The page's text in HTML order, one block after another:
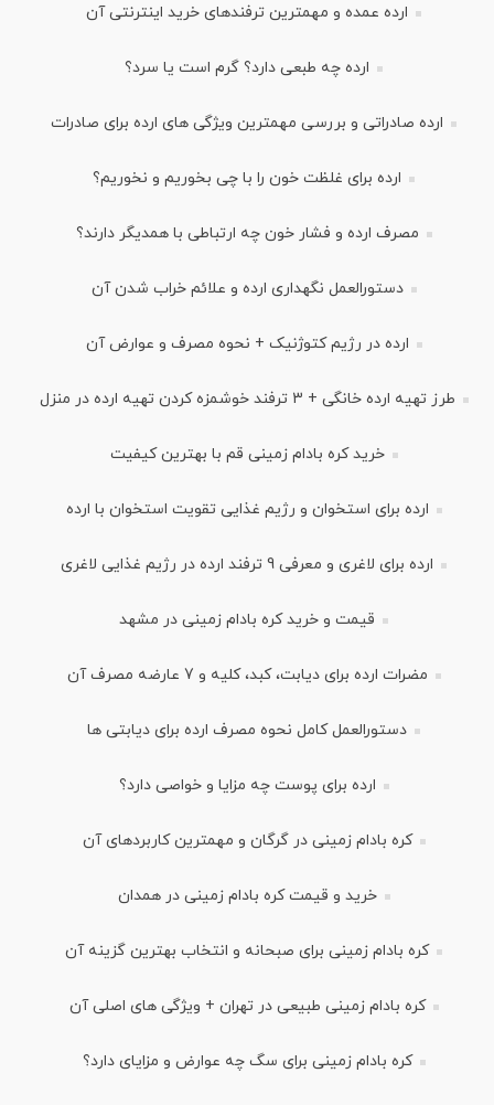
ارده عمده و مهمترین ترفندهای خرید اینترنتی آن
ارده چه طبعی دارد؟ گرم است یا سرد؟
ارده صادراتی و بررسی مهمترین ویژگی های ارده برای صادرات
ارده برای غلظت خون را با چی بخوریم و نخوریم؟
مصرف ارده و فشار خون چه ارتباطی با همدیگر دارند؟
دستورالعمل نگهداری ارده و علائم خراب شدن آن
ارده در رژیم کتوژنیک + نحوه مصرف و عوارض آن
طرز تهیه ارده خانگی + 3 ترفند خوشمزه کردن تهیه ارده در منزل
خرید کره بادام زمینی قم با بهترین کیفیت
ارده برای استخوان و رژیم غذایی تقویت استخوان با ارده
ارده برای لاغری و معرفی 9 ترفند ارده در رژیم غذایی لاغری
قیمت و خرید کره بادام زمینی در مشهد
مضرات ارده برای دیابت، کبد، کلیه و 7 عارضه مصرف آن
دستورالعمل کامل نحوه مصرف ارده برای دیابتی ها
ارده برای پوست چه مزایا و خواصی دارد؟
کره بادام زمینی در گرگان و مهمترین کاربردهای آن
خرید و قیمت کره بادام زمینی در همدان
کره بادام زمینی برای صبحانه و انتخاب بهترین گزینه آن
کره بادام زمینی طبیعی در تهران + ویژگی های اصلی آن
کره بادام زمینی برای سگ چه عوارض و مزایای دارد؟